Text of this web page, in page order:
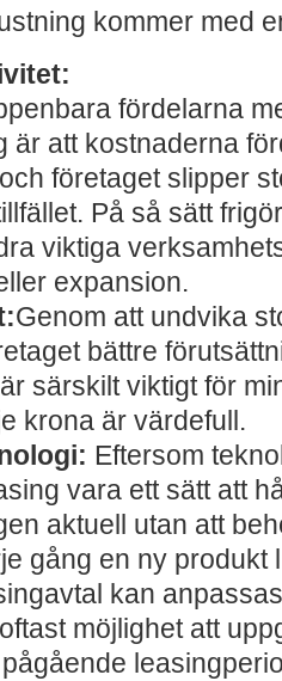
kommer med
fördelarna
är att kostnaderna
företaget slipper
På så sätt
viktiga
expansion.
Genom att undvika
bättre
särskilt viktigt för
krona är värdefull.
Eftersom
vara ett sätt att
aktuell utan att
gång en ny produkt
kan
möjlighet att